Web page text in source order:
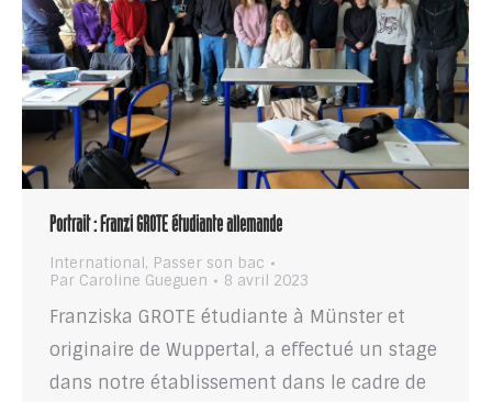
Portrait : Franzi GROTE étudiante allemande
International, Passer son bac
Par Caroline Gueguen 8 avril 2023
Franziska GROTE étudiante à Münster et
originaire de Wuppertal, a effectué un stage
dans notre établissement dans le cadre de